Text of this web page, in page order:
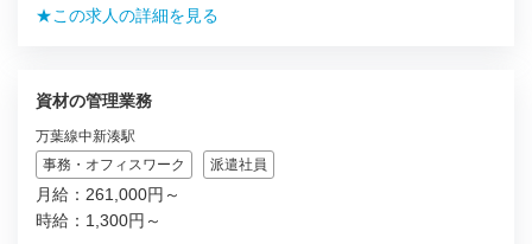
★この求人の詳細を見る
資材の管理業務
万葉線中新湊駅
事務・オフィスワーク
派遣社員
月給：261,000円～
時給：1,300円～